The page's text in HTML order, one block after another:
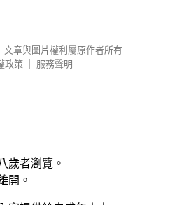
文章與圖片權利屬原作者所有
政策
服務聲明
歲者瀏覽。
開。